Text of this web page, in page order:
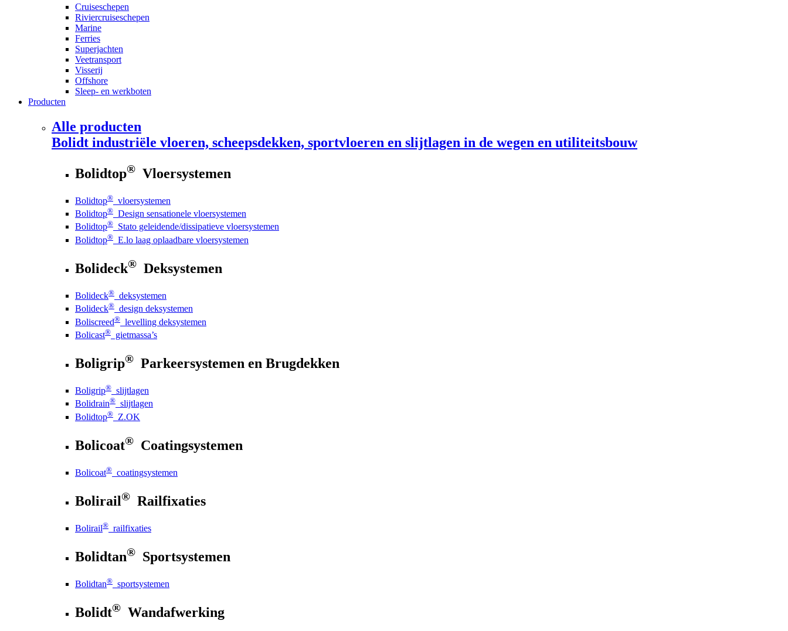
Cruiseschepen
Riviercruiseschepen
Marine
Ferries
Superjachten
Veetransport
Visserij
Offshore
Sleep- en werkboten
Producten
Alle producten
Bolidt industriële vloeren, scheepsdekken, sportvloeren en slijtlagen in de wegen en utiliteitsbouw
Bolidtop® Vloersystemen
Bolidtop® vloersystemen
Bolidtop® Design sensationele vloersystemen
Bolidtop® Stato geleidende/dissipatieve vloersystemen
Bolidtop® E.lo laag oplaadbare vloersystemen
Bolideck® Deksystemen
Bolideck® deksystemen
Bolideck® design deksystemen
Boliscreed® levelling deksystemen
Bolicast® gietmassa’s
Boligrip® Parkeersystemen en Brugdekken
Boligrip® slijtlagen
Bolidrain® slijtlagen
Bolidtop® Z.OK
Bolicoat® Coatingsystemen
Bolicoat® coatingsystemen
Bolirail® Railfixaties
Bolirail® railfixaties
Bolidtan® Sportsystemen
Bolidtan® sportsystemen
Bolidt® Wandafwerking